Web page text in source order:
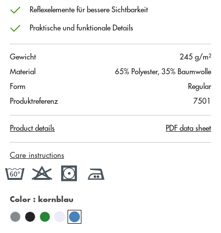
Reflexelemente für bessere Sichtbarkeit
Praktische und funktionale Details
Gewicht
245 g/m²
Material
65% Polyester, 35% Baumwolle
Form
Regular
Produktreferenz
7501
Product details PDF data sheet
Care instructions
Color : kornblau